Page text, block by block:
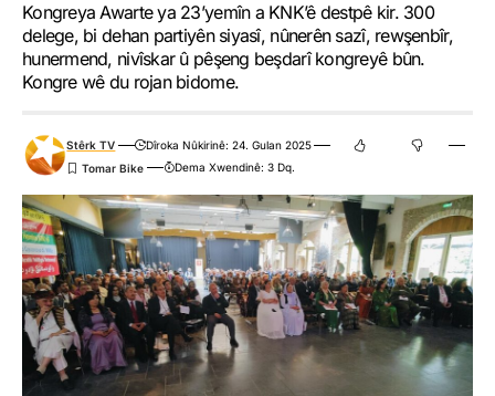
Kongreya Awarte ya 23’yemîn a KNK’ê destpê kir. 300
delege, bi dehan partiyên siyasî, nûnerên sazî, rewşenbîr,
hunermend, nivîskar û pêşeng beşdarî kongreyê bûn.
Kongre wê du rojan bidome.
Stêrk TV
Dîroka Nûkirinê: 24. Gulan 2025
Dema Xwendinê: 3 Dq.